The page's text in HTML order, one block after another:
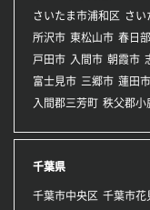
さいたま市浦和区
さい
所沢市 東松山市 春日
戸田市 入間市 朝霞市
富士見市 三郷市 蓮田市
入間郡三芳町 秩父郡小
千葉県
千葉市中央区 千葉市花